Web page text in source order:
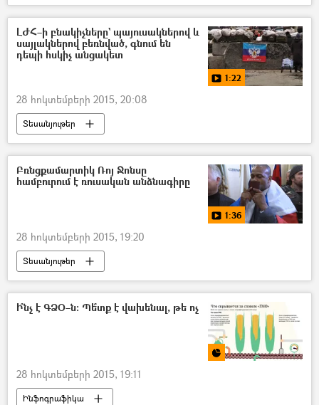
ԼԺՀ–ի բնակիչները` պայուսակներով և
սայլակներով բեռնված, գնում են
դեպի հսկիչ անցակետ
1:22
28 հոկտեմբերի 2015, 20:08
Տեսանյութեր
Բռնցքամարտիկ Ռոյ Ջոնսը
համբուրում է ռուսական անձնագիրը
1:36
28 հոկտեմբերի 2015, 19:20
Տեսանյութեր
Ի՞նչ է ԳՁՕ–ն։ Պե՞տք է վախենալ, թե ոչ
28 հոկտեմբերի 2015, 19:11
Ինֆոգրաֆիկա